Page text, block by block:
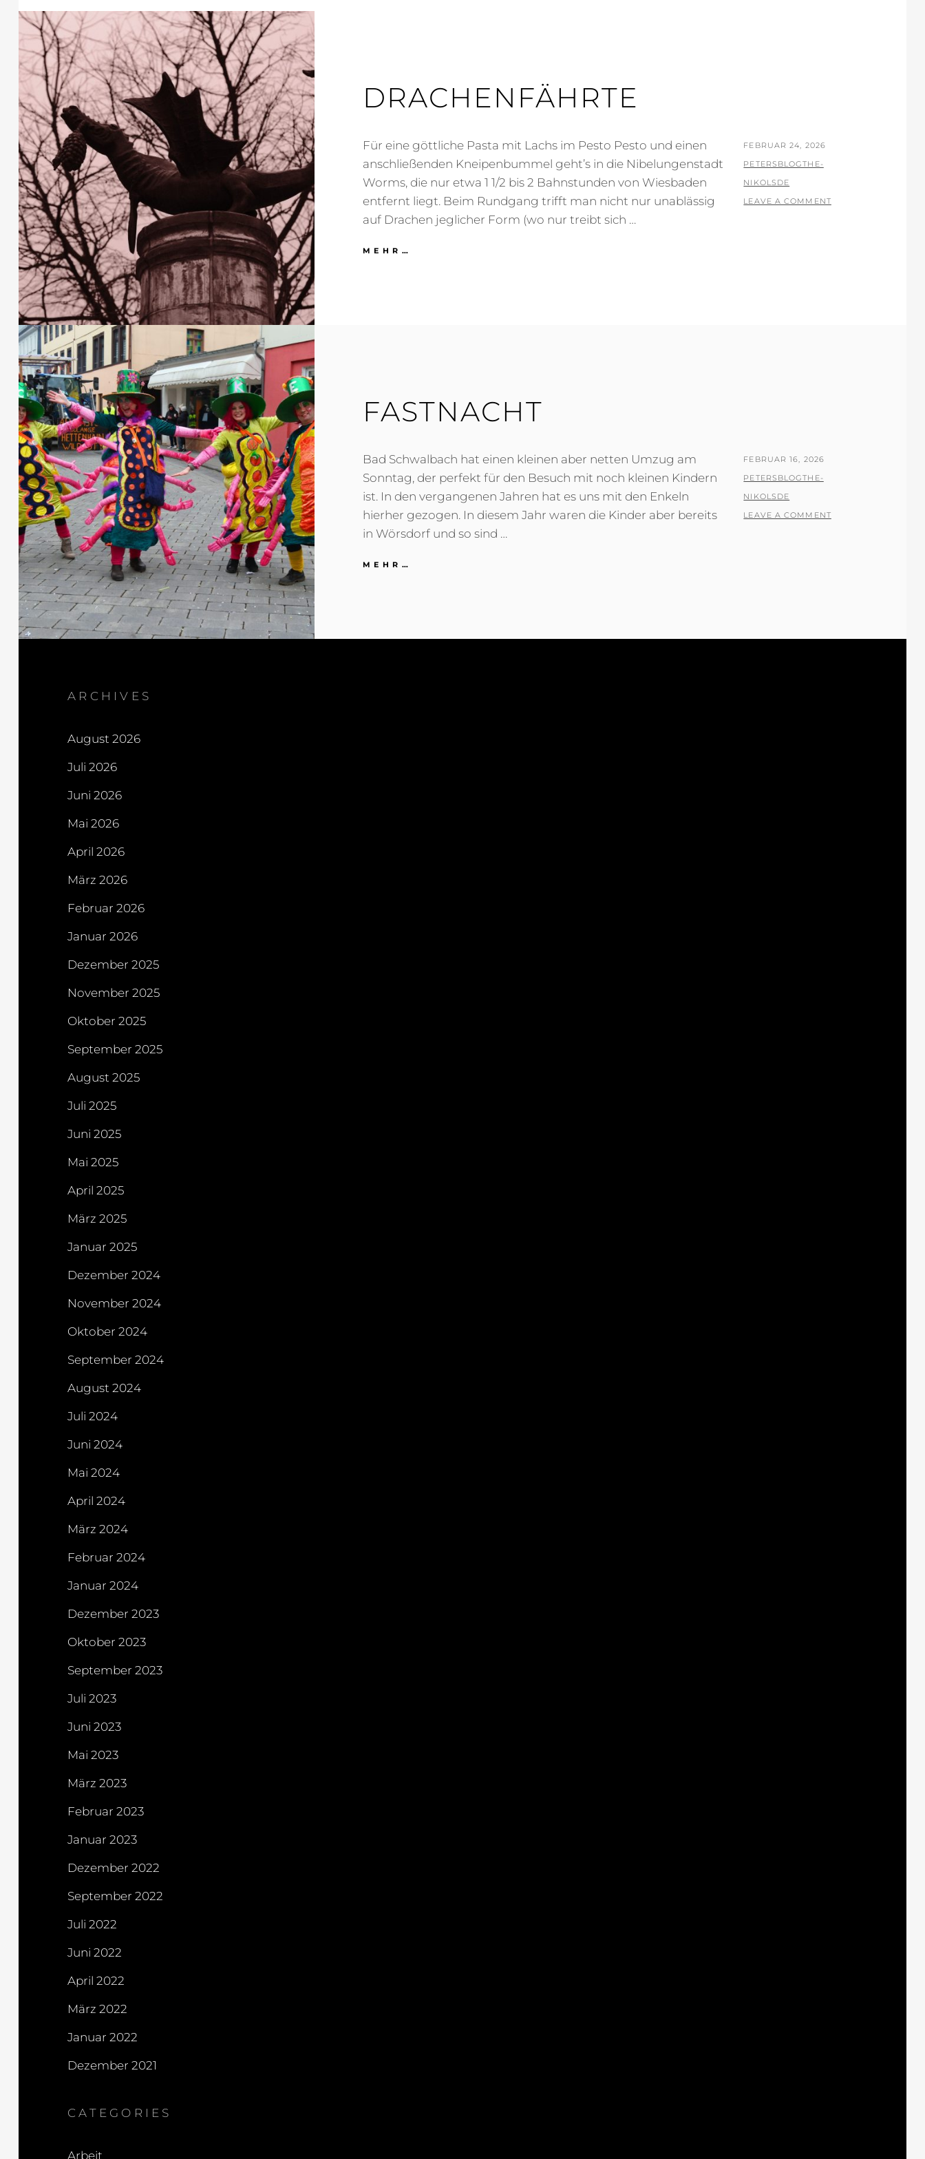
DRACHENFÄHRTE
Für eine göttliche Pasta mit Lachs im Pesto Pesto und einen
anschließenden Kneipenbummel geht’s in die Nibelungenstadt
Worms, die nur etwa 1 1/2 bis 2 Bahnstunden von Wiesbaden
entfernt liegt. Beim Rundgang trifft man nicht nur unablässig
auf Drachen jeglicher Form (wo nur treibt sich …
MEHR…
POSTED
ON
FEBRUAR 24, 2026
BY
PETERSBLOGTHE-
NIKOLSDE
LEAVE A COMMENT
FASTNACHT
Bad Schwalbach hat einen kleinen aber netten Umzug am
Sonntag, der perfekt für den Besuch mit noch kleinen Kindern
ist. In den vergangenen Jahren hat es uns mit den Enkeln
hierher gezogen. In diesem Jahr waren die Kinder aber bereits
in Wörsdorf und so sind …
MEHR…
POSTED
ON
FEBRUAR 16, 2026
BY
PETERSBLOGTHE-
NIKOLSDE
LEAVE A COMMENT
ARCHIVES
August 2026
Juli 2026
Juni 2026
Mai 2026
April 2026
März 2026
Februar 2026
Januar 2026
Dezember 2025
November 2025
Oktober 2025
September 2025
August 2025
Juli 2025
Juni 2025
Mai 2025
April 2025
März 2025
Januar 2025
Dezember 2024
November 2024
Oktober 2024
September 2024
August 2024
Juli 2024
Juni 2024
Mai 2024
April 2024
März 2024
Februar 2024
Januar 2024
Dezember 2023
Oktober 2023
September 2023
Juli 2023
Juni 2023
Mai 2023
März 2023
Februar 2023
Januar 2023
Dezember 2022
September 2022
Juli 2022
Juni 2022
April 2022
März 2022
Januar 2022
Dezember 2021
CATEGORIES
Arbeit